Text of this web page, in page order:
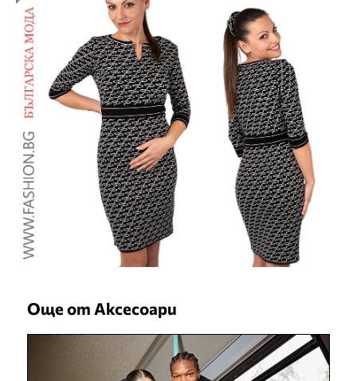
Още от Аксесоари